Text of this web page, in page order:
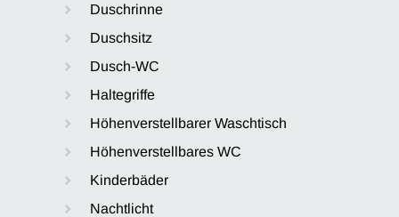
Duschrinne
Duschsitz
Dusch-WC
Haltegriffe
Höhenverstellbarer Waschtisch
Höhenverstellbares WC
Kinderbäder
Nachtlicht